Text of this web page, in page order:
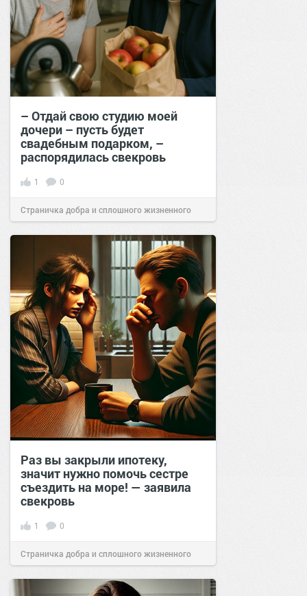
– Отдай свою студию моей
дочери – пусть будет
свадебным подарком, –
распорядилась свекровь
1 0
Страничка добра и сплошного жизненного
позитива!14:2018 окт 2025
Раз вы закрыли ипотеку,
значит нужно помочь сестре
съездить на море! — заявила
свекровь
1 0
Страничка добра и сплошного жизненного
позитива!19:4030 янв 2025